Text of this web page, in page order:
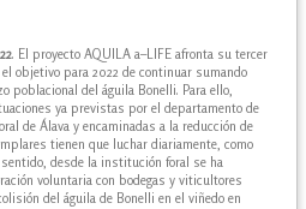
. El proyecto AQUILA a–LIFE afronta su tercer
objetivo para 2022 de continuar sumando
poblacional del águila Bonelli. Para ello,
ya previstas por el departamento de
de Álava y encaminadas a la reducción de
tienen que luchar diariamente, como
desde la institución foral se ha
voluntaria con bodegas y viticultores
del águila de Bonelli en el viñedo en